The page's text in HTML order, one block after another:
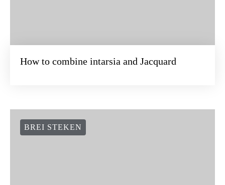
How to combine intarsia and Jacquard
BREI STEKEN